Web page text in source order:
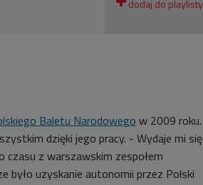
Baletu Narodowego w 2009 roku.
dzięki jego pracy. - Wydaje mi się
czasu z warszawskim zespołem
było uzyskanie autonomii przez Polski